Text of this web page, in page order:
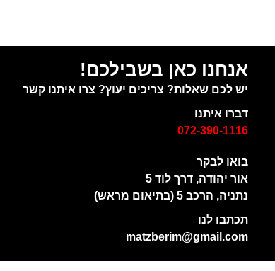
אנחנו כאן בשבילכם!
יש לכם שאלות? צריכים יעוץ? צרו איתנו קשר
דברו איתנו
072-390-1116
בואו לבקר
אור יהודה, דרך לוד 5
נתניה, הרכב 5 (בתיאום מראש)
תכתבו לנו
matzberim@gmail.com